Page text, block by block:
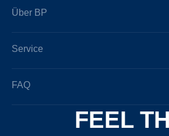
Über BP
Service
FAQ
FEEL